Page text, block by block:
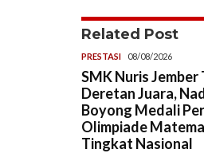
Related Post
PRESTASI 08/08/2026
SMK Nuris Jember
Deretan Juara,
Boyong Medali
Olimpiade
Tingkat Nasional